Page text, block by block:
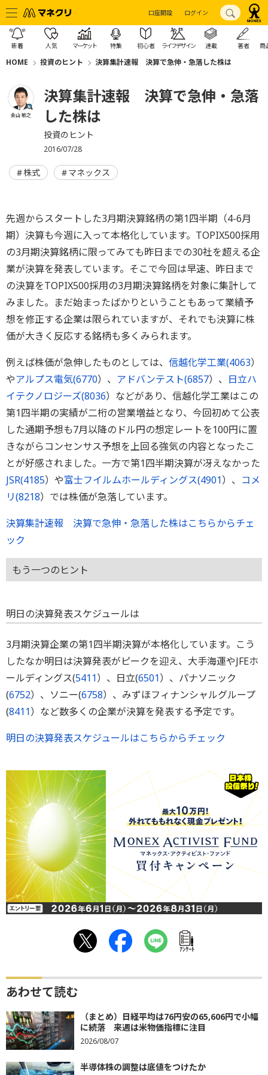
口座開設 ログイン
新着 人気 マーケット 特集 初心者 ライフデザイン 連載 著者 商
HOME 投資のヒント 決算集計速報 決算で急伸・急落した株は
金山 敏之
決算集計速報 決算で急伸・急落
した株は
投資のヒント
2016/07/28
株式 マネックス
先週からスタートした3月期決算銘柄の第1四半期（4-6月
期）決算も今週に入って本格化しています。TOPIX500採用
の3月期決算銘柄に限ってみても昨日までの30社を超える企
業が決算を発表しています。そこで今回は早速、昨日まで
の決算をTOPIX500採用の3月期決算銘柄を対象に集計して
みました。まだ始まったばかりということもあって業績予
想を修正する企業は限られていますが、それでも決算に株
価が大きく反応する銘柄も多くみられます。
例えば株価が急伸したものとしては、 信越化学工業(4063）
やアルプス電気(6770）、 アドバンテスト(6857）、 日立ハ
イテクノロジーズ(8036）などがあり、信越化学工業はこの
第1四半期の実績が二桁の営業増益となり、今回初めて公表
した通期予想も7月以降のドル円の想定レートを100円に置
きながらコンセンサス予想を上回る強気の内容となったこ
とが好感されました。一方で第1四半期決算が冴えなかった
JSR(4185）や富士フイルムホールディングス(4901）、 コメ
リ(8218）では株価が急落しています。
決算集計速報 決算で急伸・急落した株はこちらからチェ
ック
もう一つのヒント
明日の決算発表スケジュールは
3月期決算企業の第1四半期決算が本格化しています。こう
したなか明日は決算発表がピークを迎え、大手海運やJFEホ
ールディングス(5411）、日立(6501）、パナソニック
(6752）、ソニー(6758）、みずほフィナンシャルグループ
(8411）など数多くの企業が決算を発表する予定です。
明日の決算発表スケジュールはこちらからチェック
ｱﾝｹｰﾄ
あわせて読む
（まとめ）日経平均は76円安の65,606円で小幅
に続落 来週は米物価指標に注目
2026/08/07
半導体株の調整は底値をつけたか